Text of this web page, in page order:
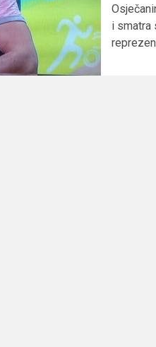
i smatra